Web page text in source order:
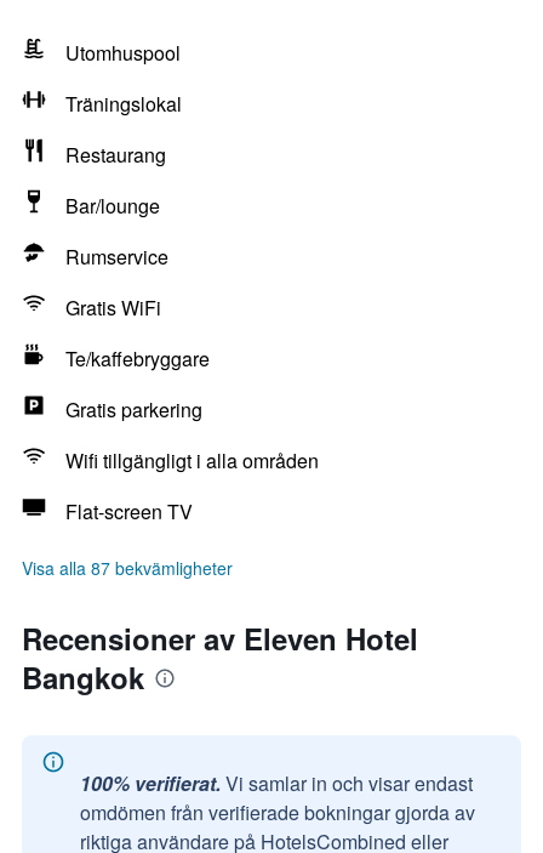
Utomhuspool
Träningslokal
Restaurang
Bar/lounge
Rumservice
Gratis WiFi
Te/kaffebryggare
Gratis parkering
Wifi tillgängligt i alla områden
Flat-screen TV
Visa alla 87 bekvämligheter
Recensioner av Eleven Hotel
Bangkok
100% verifierat. Vi samlar in och visar endast
omdömen från verifierade bokningar gjorda av
riktiga användare på HotelsCombined eller